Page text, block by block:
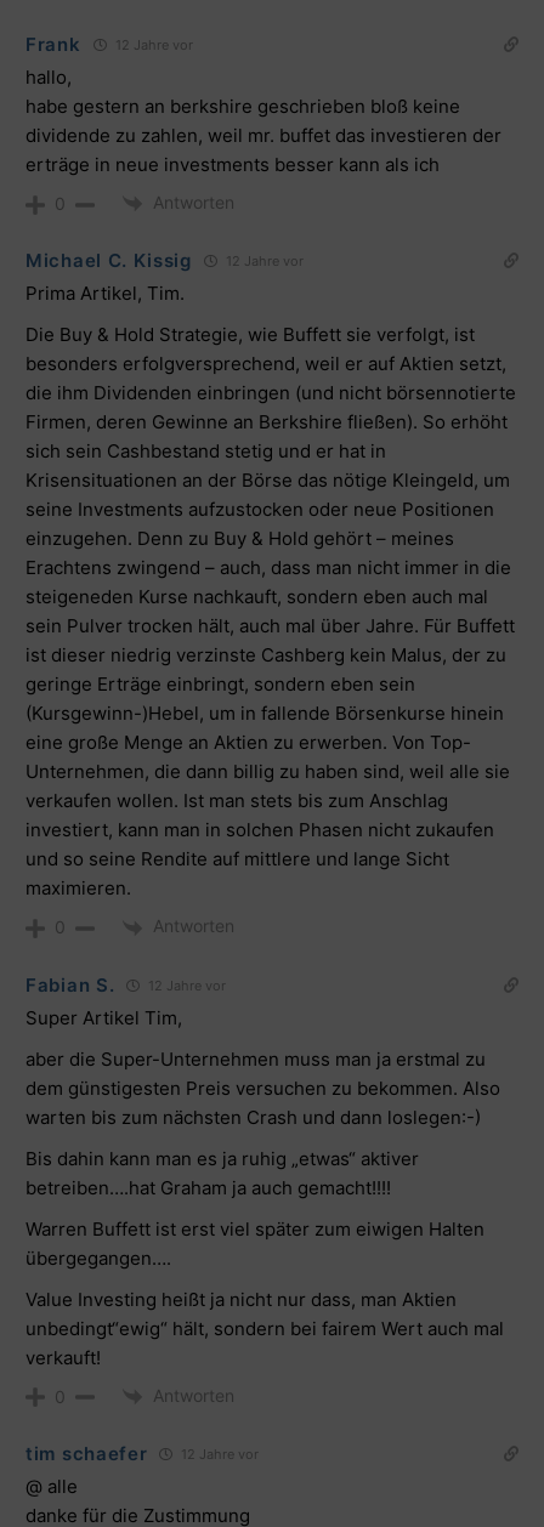
Frank 12 Jahre vor
hallo,
habe gestern an berkshire geschrieben bloß keine
dividende zu zahlen, weil mr. buffet das investieren der
erträge in neue investments besser kann als ich
0 Antworten
Michael C. Kissig 12 Jahre vor
Prima Artikel, Tim.
Die Buy & Hold Strategie, wie Buffett sie verfolgt, ist
besonders erfolgversprechend, weil er auf Aktien setzt,
die ihm Dividenden einbringen (und nicht börsennotierte
Firmen, deren Gewinne an Berkshire fließen). So erhöht
sich sein Cashbestand stetig und er hat in
Krisensituationen an der Börse das nötige Kleingeld, um
seine Investments aufzustocken oder neue Positionen
einzugehen. Denn zu Buy & Hold gehört – meines
Erachtens zwingend – auch, dass man nicht immer in die
steigeneden Kurse nachkauft, sondern eben auch mal
sein Pulver trocken hält, auch mal über Jahre. Für Buffett
ist dieser niedrig verzinste Cashberg kein Malus, der zu
geringe Erträge einbringt, sondern eben sein
(Kursgewinn-)Hebel, um in fallende Börsenkurse hinein
eine große Menge an Aktien zu erwerben. Von Top-
Unternehmen, die dann billig zu haben sind, weil alle sie
verkaufen wollen. Ist man stets bis zum Anschlag
investiert, kann man in solchen Phasen nicht zukaufen
und so seine Rendite auf mittlere und lange Sicht
maximieren.
0 Antworten
Fabian S. 12 Jahre vor
Super Artikel Tim,
aber die Super-Unternehmen muss man ja erstmal zu
dem günstigesten Preis versuchen zu bekommen. Also
warten bis zum nächsten Crash und dann loslegen:-)
Bis dahin kann man es ja ruhig „etwas“ aktiver
betreiben….hat Graham ja auch gemacht!!!!
Warren Buffett ist erst viel später zum eiwigen Halten
übergegangen….
Value Investing heißt ja nicht nur dass, man Aktien
unbedingt“ewig“ hält, sondern bei fairem Wert auch mal
verkauft!
0 Antworten
tim schaefer 12 Jahre vor
@ alle
danke für die Zustimmung